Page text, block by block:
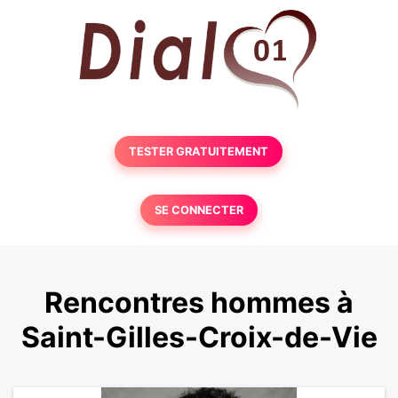
TESTER GRATUITEMENT
SE CONNECTER
Rencontres hommes à
Saint-Gilles-Croix-de-Vie